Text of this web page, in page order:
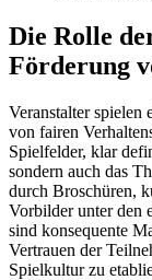
Die Rolle
Förderung
Veranstalter spielen
von fairen
Spielfelder, klar
sondern auch das
durch Broschüren,
Vorbilder unter den
sind konsequente
Vertrauen der
Spielkultur zu